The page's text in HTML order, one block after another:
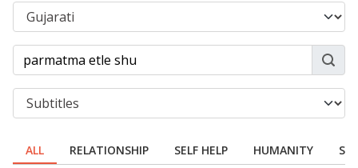
ALL RELATIONSHIP SELF HELP HUMANITY